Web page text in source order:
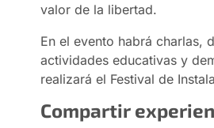
valor de la libertad.
En el evento habrá charlas,
actividades educativas y
realizará el Festival de
Compartir